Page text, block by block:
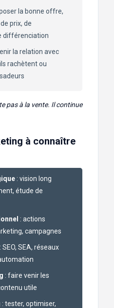
la bonne offre,
prix, de
différenciation
la relation avec
rachètent ou
pas à la vente. Il continue
à connaître
: vision long
étude de
: actions
campagnes
: SEO, SEA, réseaux
: faire venir les
utile
: tester, optimiser,